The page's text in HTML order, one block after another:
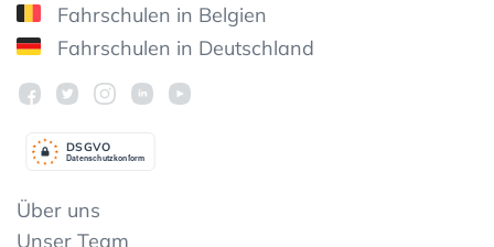
Fahrschulen in Belgien
Fahrschulen in Deutschland
Datenschutzkonform
DSGVO
Über uns
Unser Team